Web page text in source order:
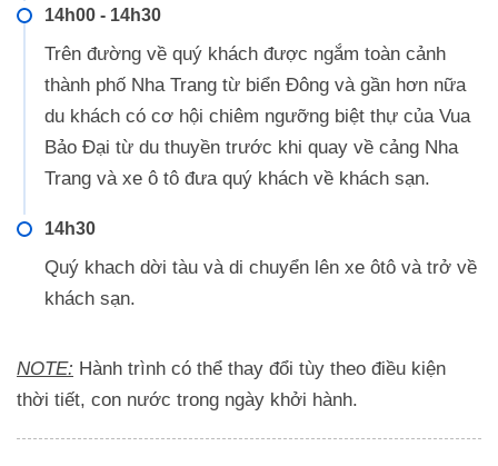
14h00 - 14h30
Trên đường về quý khách được ngắm toàn cảnh
thành phố Nha Trang từ biển Đông và gần hơn nữa
du khách có cơ hội chiêm ngưỡng biệt thự của Vua
Bảo Đại từ du thuyền trước khi quay về cảng Nha
Trang và xe ô tô đưa quý khách về khách sạn.
14h30
Quý khach dời tàu và di chuyển lên xe ôtô và trở về
khách sạn.
NOTE: Hành trình có thể thay đổi tùy theo điều kiện
thời tiết, con nước trong ngày khởi hành.